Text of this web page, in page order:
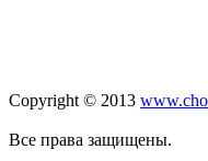
Copyright © 2013
Все права защищены.